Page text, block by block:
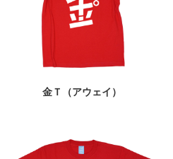
金Ｔ（アウェイ）